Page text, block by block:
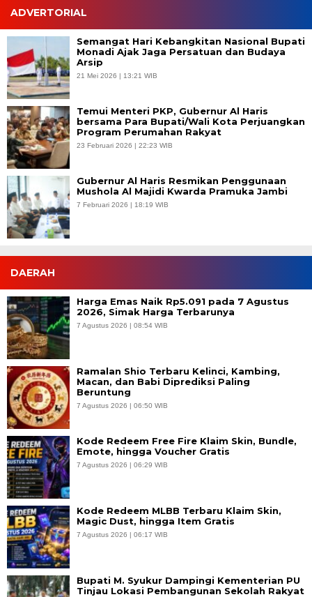
ADVERTORIAL
Semangat Hari Kebangkitan Nasional Bupati
Monadi Ajak Jaga Persatuan dan Budaya
Arsip
21 Mei 2026 | 13:21 WIB
Temui Menteri PKP, Gubernur Al Haris
bersama Para Bupati/Wali Kota Perjuangkan
Program Perumahan Rakyat
23 Februari 2026 | 22:23 WIB
Gubernur Al Haris Resmikan Penggunaan
Mushola Al Majidi Kwarda Pramuka Jambi
7 Februari 2026 | 18:19 WIB
DAERAH
Harga Emas Naik Rp5.091 pada 7 Agustus
2026, Simak Harga Terbarunya
7 Agustus 2026 | 08:54 WIB
Ramalan Shio Terbaru Kelinci, Kambing,
Macan, dan Babi Diprediksi Paling
Beruntung
7 Agustus 2026 | 06:50 WIB
Kode Redeem Free Fire Klaim Skin, Bundle,
Emote, hingga Voucher Gratis
7 Agustus 2026 | 06:29 WIB
Kode Redeem MLBB Terbaru Klaim Skin,
Magic Dust, hingga Item Gratis
7 Agustus 2026 | 06:17 WIB
Bupati M. Syukur Dampingi Kementerian PU
Tinjau Lokasi Pembangunan Sekolah Rakyat